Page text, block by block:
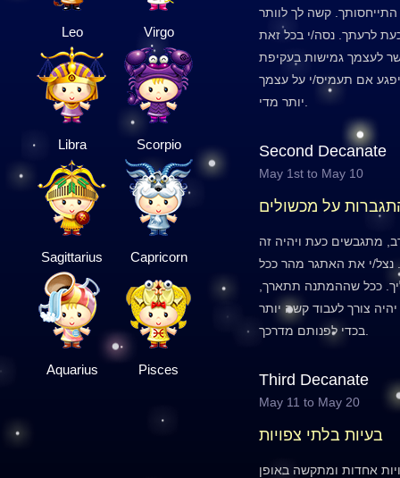
Leo Virgo
Libra Scorpio
Sagittarius Capricorn
Aquarius Pisces
קשה לך לוותר
לרעתך. נסה/י בכל זאת
לעצמך גמישות בעקיפת
אם תעמיס/י על עצמך
Second Decanate
May 1st to May 10
על מכשולים
מתגבשים כעת ויהיה זה
י את האתגר מהר ככל
ככל שההמתנה תתארך,
צורך לעבוד קשה יותר
Third Decanate
May 11 to May 20
בעיות בלתי צפויות
אחדות ומתקשה באופן